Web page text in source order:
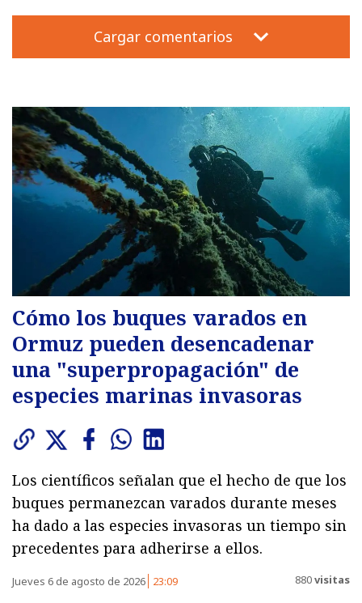
Cargar comentarios
Cómo los buques varados en
Ormuz pueden desencadenar
una "superpropagación" de
especies marinas invasoras
Los científicos señalan que el hecho de que los
buques permanezcan varados durante meses
ha dado a las especies invasoras un tiempo sin
precedentes para adherirse a ellos.
Jueves 6 de agosto de 2026 23:09 880visitas